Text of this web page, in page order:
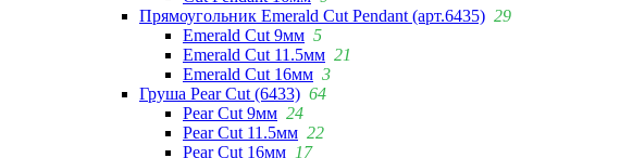
Прямоугольник Emerald Cut Pendant (арт.6435) 29
Emerald Cut 9мм 5
Emerald Cut 11.5мм 21
Emerald Cut 16мм 3
Груша Pear Cut (6433) 64
Pear Cut 9мм 24
Pear Cut 11.5мм 22
Pear Cut 16мм 17